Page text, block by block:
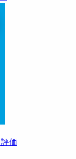
価